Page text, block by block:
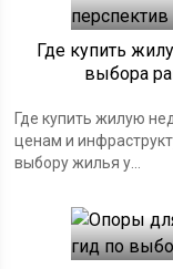
Где купить
выбора
Где купить жилую
ценам и
выбору жилья у...